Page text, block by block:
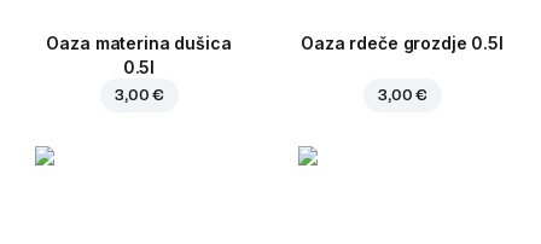
Oaza materina dušica
0.5l
3,00 €
Oaza rdeče grozdje 0.5l
3,00 €